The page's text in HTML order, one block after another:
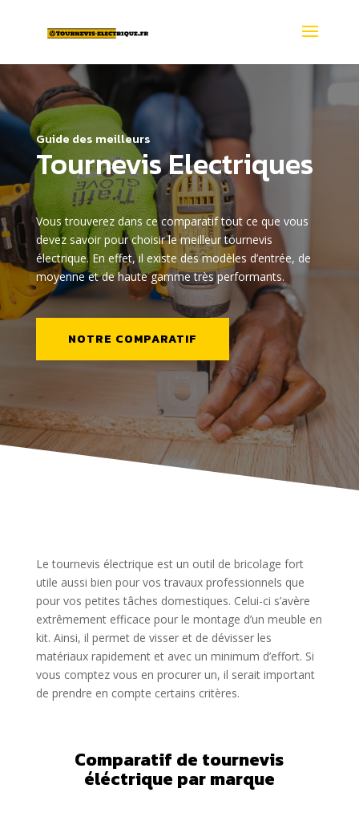
Guide des meilleurs
Tournevis Electriques
Vous trouverez dans ce comparatif tout ce que vous
devez savoir pour choisir le meilleur tournevis
électrique. En effet, il existe des modèles d’entrée, de
moyenne et de haute gamme très performants.
NOTRE COMPARATIF
Le tournevis électrique est un outil de bricolage fort
utile aussi bien pour vos travaux professionnels que
pour vos petites tâches domestiques. Celui-ci s’avère
extrêmement efficace pour le montage d’un meuble en
kit. Ainsi, il permet de visser et de dévisser les
matériaux rapidement et avec un minimum d’effort. Si
vous comptez vous en procurer un, il serait important
de prendre en compte certains critères.
Comparatif de tournevis
éléctrique par marque